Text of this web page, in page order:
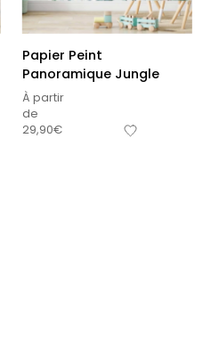
Papier Peint
Panoramique Jungle
À partir
de
29,90€